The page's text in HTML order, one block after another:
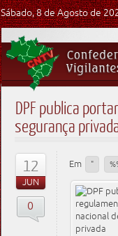
Sábado, 8 de Agosto de
DPF publica
segurança
12
JUN
0
Em "